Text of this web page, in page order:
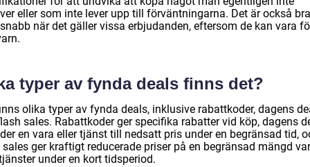
eller som inte lever upp till förväntningarna. Det är också
när det gäller vissa erbjudanden, eftersom de kan vara
typer av fynda deals finns det?
olika typer av fynda deals, inklusive rabattkoder, dagens
sales. Rabattkoder ger specifika rabatter vid köp, dagens
en vara eller tjänst till nedsatt pris under en begränsad tid,
ger kraftigt reducerade priser på en begränsad mängd
under en kort tidsperiod.